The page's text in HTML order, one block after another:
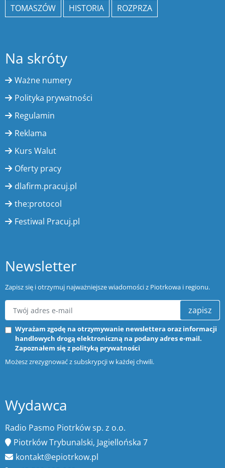
TOMASZÓW
HISTORIA ROZPRZA
Na skróty
Ważne numery
Polityka prywatności
Regulamin
Reklama
Kurs Walut
Oferty pracy
dlafirm.pracuj.pl
the:protocol
Festiwal Pracuj.pl
Newsletter
Zapisz się i otrzymuj najważniejsze wiadomości z Piotrkowa i regionu.
zapisz
Wyrażam zgodę na otrzymywanie newslettera oraz informacji
handlowych drogą elektroniczną na podany adres e-mail.
Zapoznałem się z polityką prywatności
Możesz zrezygnować z subskrypcji w każdej chwili.
Wydawca
Radio Pasmo Piotrków sp. z o.o.
Piotrków Trybunalski, Jagiellońska 7
kontakt@epiotrkow.pl